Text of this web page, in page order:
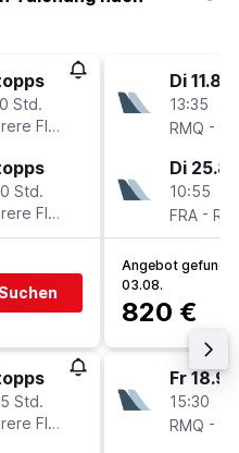
Std.
Fluglinien
Std.
Fluglinien
Suchen
Std.
Fluglinien
Di 11.8.
13:35
RMQ -
Di 25.8.
10:55
FRA -
Angebot
03.08.
820 €
Fr 18.9.
15:30
RMQ -